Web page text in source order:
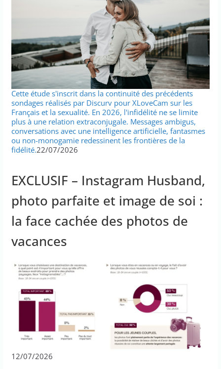
Cette étude s'inscrit dans la continuité des précédents
sondages réalisés par Discurv pour XLoveCam sur les
Français et la sexualité. En 2026, l'infidélité ne se limite
plus à une relation extraconjugale. Messages ambigus,
conversations avec une intelligence artificielle, fantasmes
ou non-monogamie redessinent les frontières de la
fidélité.22/07/2026
EXCLUSIF – Instagram Husband,
photo parfaite et image de soi :
la face cachée des photos de
vacances
12/07/2026